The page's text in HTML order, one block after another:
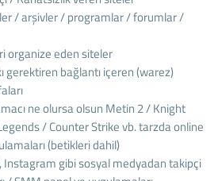
/ arşivler / programlar / forumlar /
organize eden siteler
gerektiren bağlantı içeren (warez)
ne olursa olsun Metin 2 / Knight
/ Counter Strike vb. tarzda online
(betikleri dahil)
Instagram gibi sosyal medyadan takipçi